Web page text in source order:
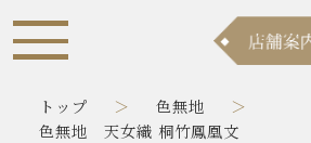
トップ
色無地
色無地 天女織 桐竹鳳凰文